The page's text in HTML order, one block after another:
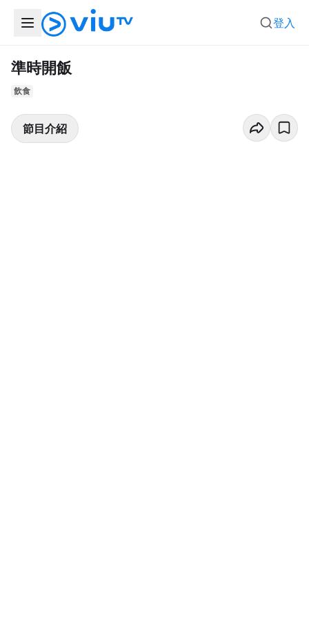
登入
準時開飯
飲食
節目介紹